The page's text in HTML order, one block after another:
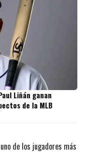
Liñán ganan
de la MLB
de los jugadores más